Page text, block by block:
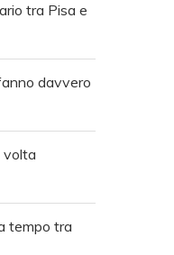
tra Pisa e
davvero
volta
tempo tra